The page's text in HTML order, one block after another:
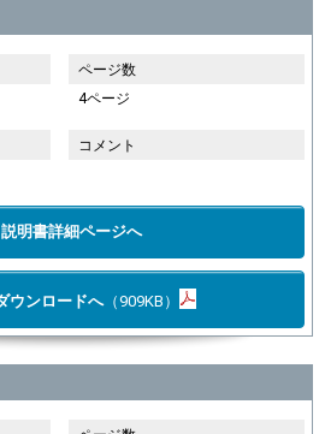
ページ数
4ページ
コメント
説明書詳細ページへ
ウンロードへ（909KB）